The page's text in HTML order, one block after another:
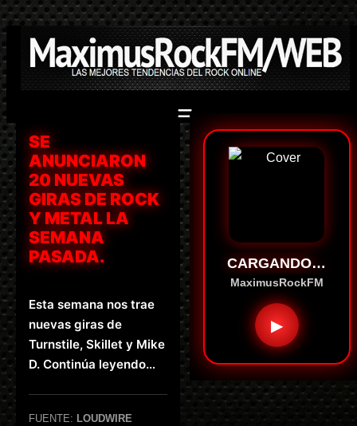
Saltar
al
contenido
SE
ANUNCIARON
20 NUEVAS
GIRAS DE ROCK
Y METAL LA
SEMANA
PASADA.
Esta semana nos trae
nuevas giras de
Turnstile, Skillet y Mike
D. Continúa leyendo…
FUENTE: LOUDWIRE
CARGANDO…
MaximusRockFM
▶